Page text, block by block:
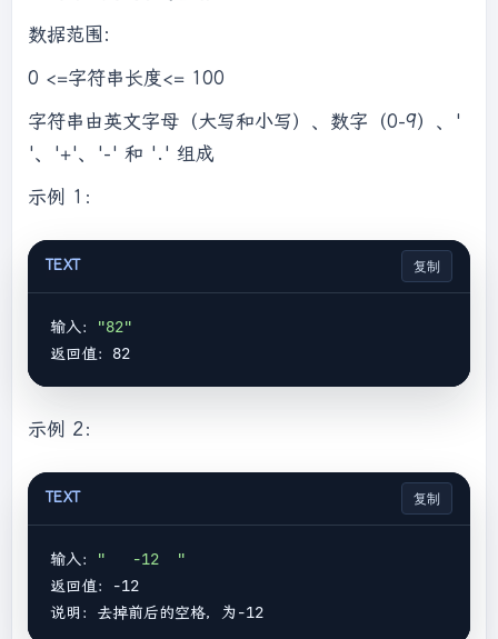
数据范围:
0 <=字符串长度<= 100
字符串由英文字母（大写和小写）、数字（0-9）、'
'、'+'、'-' 和 '.' 组成
示例 1：
TEXT 复制
输入：
"82"
示例 2：
TEXT 复制
输入：
"   -12  "
返回值：-12